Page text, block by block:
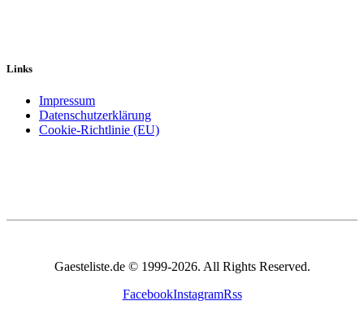
Links
Impressum
Datenschutzerklärung
Cookie-Richtlinie (EU)
Gaesteliste.de © 1999-2026. All Rights Reserved.
FacebookInstagramRss